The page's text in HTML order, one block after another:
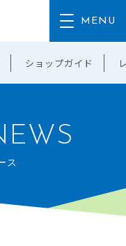
ショップガイド
ス